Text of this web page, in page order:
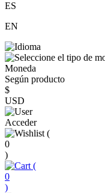
ES
EN
Moneda
Según producto
$
USD
Acceder
(
0
)
(
0
)